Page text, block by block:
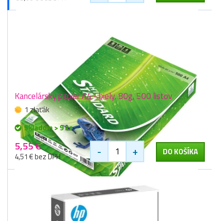
Kancelársky papier A4 - biely, 80g, 500 listov
1 zlaťák
Skladom > 9 ks
5,55 €
4,51 € bez DPH - + DO KOŠÍKA